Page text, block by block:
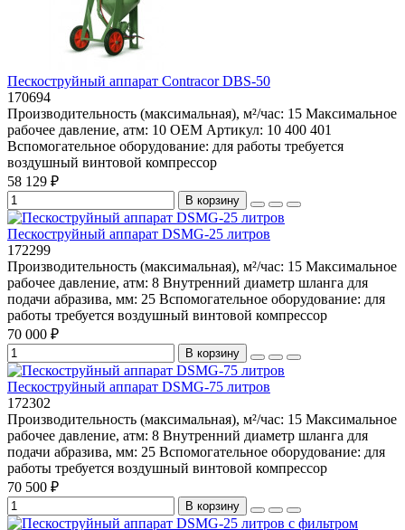
Пескоструйный аппарат Contracor DBS-50
170694
Производительность (максимальная), м²/час: 15 Максимальное
рабочее давление, атм: 10 OEM Артикул: 10 400 401
Вспомогательное оборудование: для работы требуется
воздушный винтовой компрессор
58 129 ₽
В корзину
Пескоструйный аппарат DSMG-25 литров
172299
Производительность (максимальная), м²/час: 15 Максимальное
рабочее давление, атм: 8 Внутренний диаметр шланга для
подачи абразива, мм: 25 Вспомогательное оборудование: для
работы требуется воздушный винтовой компрессор
70 000 ₽
В корзину
Пескоструйный аппарат DSMG-75 литров
172302
Производительность (максимальная), м²/час: 15 Максимальное
рабочее давление, атм: 8 Внутренний диаметр шланга для
подачи абразива, мм: 25 Вспомогательное оборудование: для
работы требуется воздушный винтовой компрессор
70 500 ₽
В корзину